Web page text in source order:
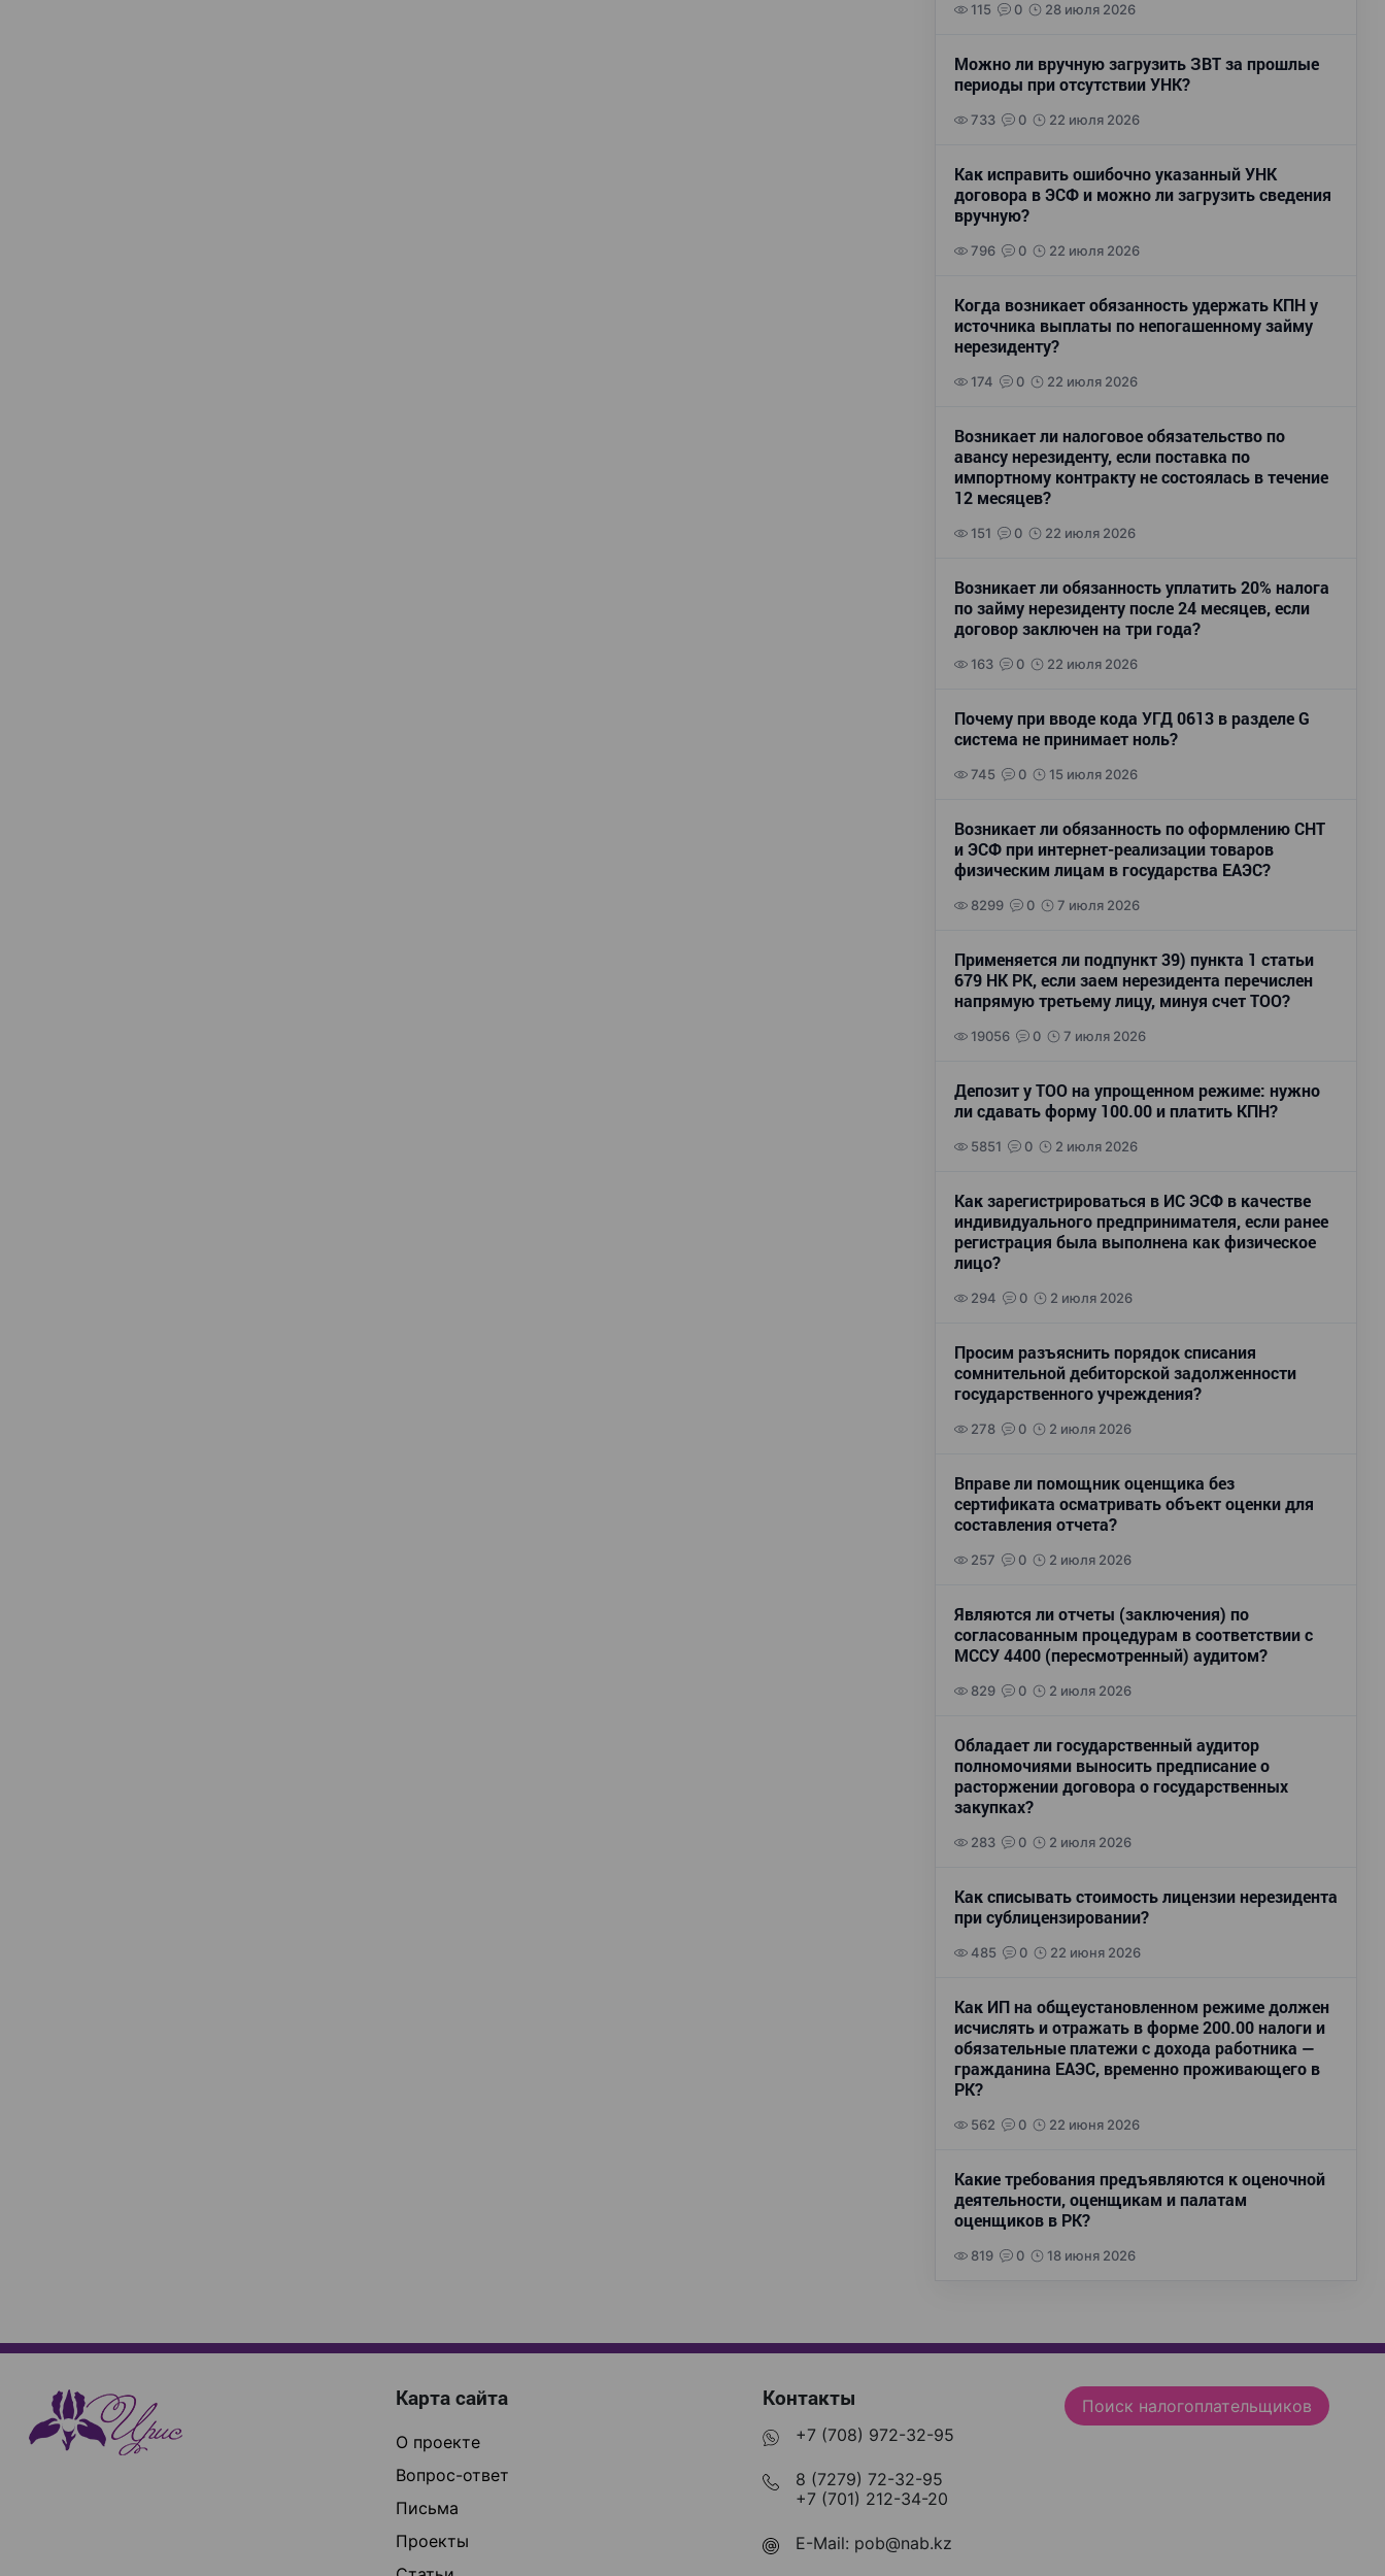
115 0 28 июля 2026
Можно ли вручную загрузить ЗВТ за прошлые
периоды при отсутствии УНК?
733 0 22 июля 2026
Как исправить ошибочно указанный УНК
договора в ЭСФ и можно ли загрузить сведения
вручную?
796 0 22 июля 2026
Когда возникает обязанность удержать КПН у
источника выплаты по непогашенному займу
нерезиденту?
174 0 22 июля 2026
Возникает ли налоговое обязательство по
авансу нерезиденту, если поставка по
импортному контракту не состоялась в течение
12 месяцев?
151 0 22 июля 2026
Возникает ли обязанность уплатить 20% налога
по займу нерезиденту после 24 месяцев, если
договор заключен на три года?
163 0 22 июля 2026
Почему при вводе кода УГД 0613 в разделе G
система не принимает ноль?
745 0 15 июля 2026
Возникает ли обязанность по оформлению СНТ
и ЭСФ при интернет-реализации товаров
физическим лицам в государства ЕАЭС?
8299 0 7 июля 2026
Применяется ли подпункт 39) пункта 1 статьи
679 НК РК, если заем нерезидента перечислен
напрямую третьему лицу, минуя счет ТОО?
19056 0 7 июля 2026
Депозит у ТОО на упрощенном режиме: нужно
ли сдавать форму 100.00 и платить КПН?
5851 0 2 июля 2026
Как зарегистрироваться в ИС ЭСФ в качестве
индивидуального предпринимателя, если ранее
регистрация была выполнена как физическое
лицо?
294 0 2 июля 2026
Просим разъяснить порядок списания
сомнительной дебиторской задолженности
государственного учреждения?
278 0 2 июля 2026
Вправе ли помощник оценщика без
сертификата осматривать объект оценки для
составления отчета?
257 0 2 июля 2026
Являются ли отчеты (заключения) по
согласованным процедурам в соответствии с
МССУ 4400 (пересмотренный) аудитом?
829 0 2 июля 2026
Обладает ли государственный аудитор
полномочиями выносить предписание о
расторжении договора о государственных
закупках?
283 0 2 июля 2026
Как списывать стоимость лицензии нерезидента
при сублицензировании?
485 0 22 июня 2026
Как ИП на общеустановленном режиме должен
исчислять и отражать в форме 200.00 налоги и
обязательные платежи с дохода работника —
гражданина ЕАЭС, временно проживающего в
РК?
562 0 22 июня 2026
Какие требования предъявляются к оценочной
деятельности, оценщикам и палатам
оценщиков в РК?
819 0 18 июня 2026
Карта сайта
О проекте
Вопрос-ответ
Письма
Проекты
Контакты
+7 (708) 972-32-95
8 (7279) 72-32-95
+7 (701) 212-34-20
E-Mail: pob@nab.kz
Поиск налогоплательщиков